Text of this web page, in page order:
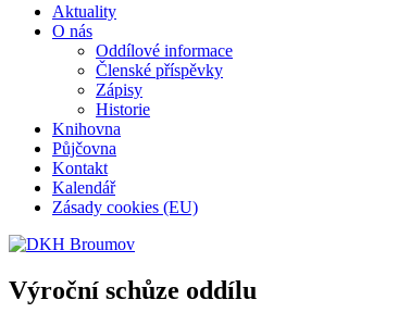
Aktuality
O nás
Oddílové informace
Členské příspěvky
Zápisy
Historie
Knihovna
Půjčovna
Kontakt
Kalendář
Zásady cookies (EU)
Výroční schůze oddílu